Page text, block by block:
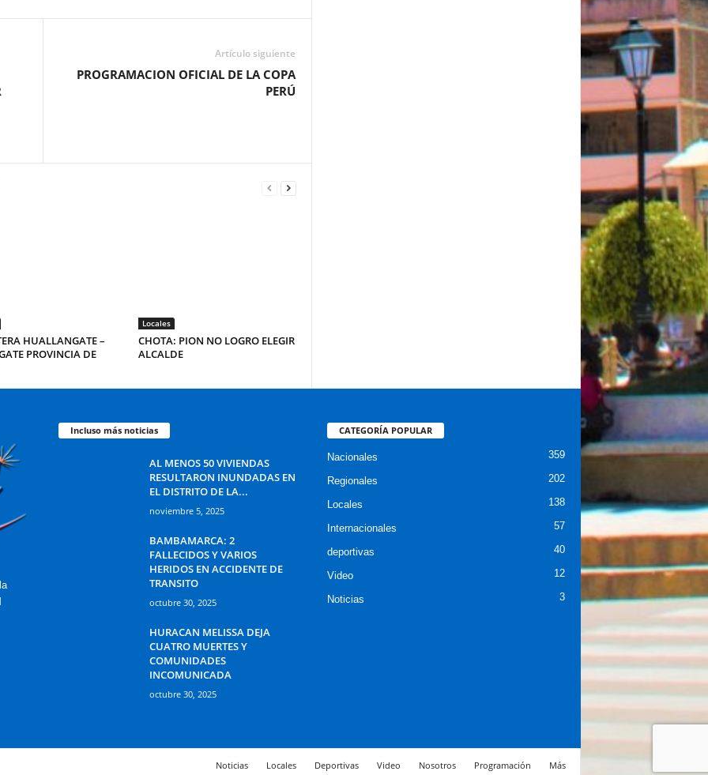
Artículo siguiente
PROGRAMACION OFICIAL DE LA COPA
PERÚ
HUALLANGATE –
PROVINCIA DE
Locales
CHOTA: PION NO LOGRO ELEGIR
ALCALDE
Incluso más noticias
AL MENOS 50 VIVIENDAS
RESULTARON INUNDADAS EN
EL DISTRITO DE LA...
noviembre 5, 2025
BAMBAMARCA: 2
FALLECIDOS Y VARIOS
HERIDOS EN ACCIDENTE DE
TRANSITO
octubre 30, 2025
HURACAN MELISSA DEJA
CUATRO MUERTES Y
COMUNIDADES
INCOMUNICADA
octubre 30, 2025
CATEGORÍA POPULAR
Nacionales 359
Regionales 202
Locales 138
Internacionales 57
deportivas 40
Video 12
Noticias 3
Noticias Locales Deportivas Video Nosotros Programación Más